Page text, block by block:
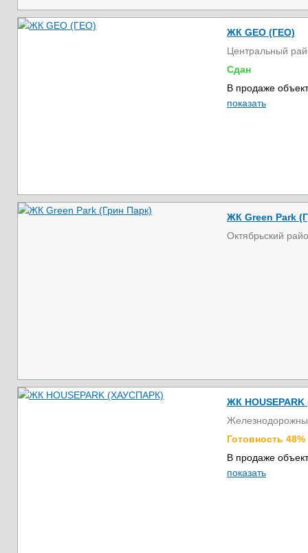
ЖК GEO (ГЕО)
Центральный
Сдан
В продаже
показать
ЖК Green Park
Октябрьский
ЖК
Готовность 48%
В продаже
показать